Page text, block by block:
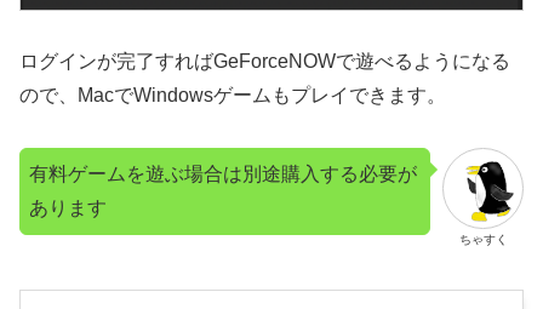
ログインが完了すればGeForceNOWで遊べるようになる
ので、MacでWindowsゲームもプレイできます。
ちゃすく
有料ゲームを遊ぶ場合は別途購入する必要が
あります